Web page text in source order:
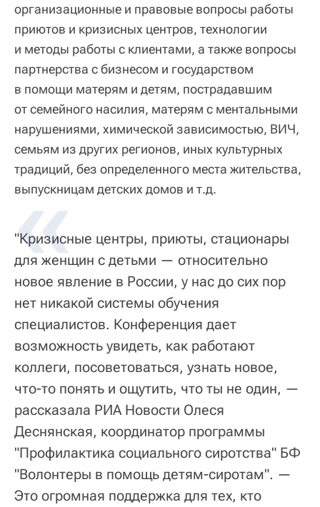
организационные и правовые вопросы работы
приютов и кризисных центров, технологии
и методы работы с клиентами, а также вопросы
партнерства с бизнесом и государством
в помощи матерям и детям, пострадавшим
от семейного насилия, матерям с ментальными
нарушениями, химической зависимостью, ВИЧ,
семьям из других регионов, иных культурных
традиций, без определенного места жительства,
выпускницам детских домов и т.д.
"Кризисные центры, приюты, стационары
для женщин с детьми — относительно
новое явление в России, у нас до сих пор
нет никакой системы обучения
специалистов. Конференция дает
возможность увидеть, как работают
коллеги, посоветоваться, узнать новое,
что-то понять и ощутить, что ты не один, —
рассказала РИА Новости Олеся
Деснянская, координатор программы
"Профилактика социального сиротства" БФ
"Волонтеры в помощь детям-сиротам". —
Это огромная поддержка для тех, кто